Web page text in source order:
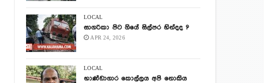
LOCAL
සාගරිකා පිට ගියේ සිල්පර හින්දද ?
APR 24, 2026
LOCAL
භාණ්ඩාගාර කොල්ලය අපි නොකිය